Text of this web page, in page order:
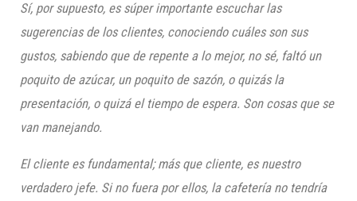
Sí, por supuesto, es súper importante escuchar las
sugerencias de los clientes, conociendo cuáles son sus
gustos, sabiendo que de repente a lo mejor, no sé, faltó un
poquito de azúcar, un poquito de sazón, o quizás la
presentación, o quizá el tiempo de espera. Son cosas que se
van manejando.
El cliente es fundamental; más que cliente, es nuestro
verdadero jefe. Si no fuera por ellos, la cafetería no tendría